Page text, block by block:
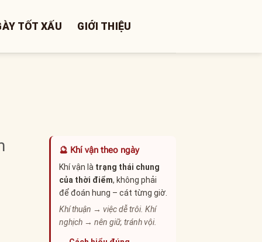
TỐT XẤU GIỚI THIỆU
🔮 Khí vận theo ngày
Khí vận là trạng thái chung
của thời điểm, không phải
để đoán hung – cát từng giờ.
Khí thuận → việc dễ trôi. Khí
nghịch → nên giữ, tránh vội.